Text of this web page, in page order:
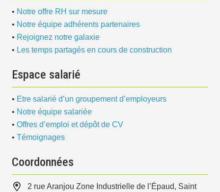
• Notre offre RH sur mesure
• Notre équipe adhérents partenaires
• Rejoignez notre galaxie
• Les temps partagés en cours de construction
Espace salarié
• Etre salarié d’un groupement d’employeurs
• Notre équipe salariée
• Offres d’emploi et dépôt de CV
• Témoignages
Coordonnées
2 rue Aranjou Zone Industrielle de l’Épaud, Saint